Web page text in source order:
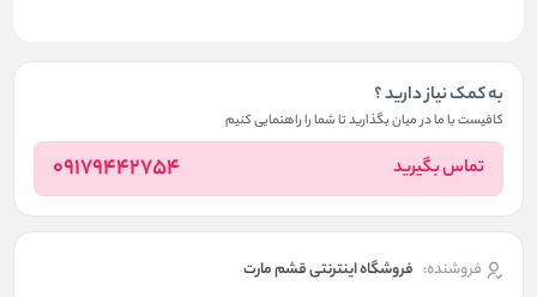
به کمک نیاز دارید ؟
کافیست با ما در میان بگذارید تا شما را راهنمایی کنیم
تماس بگیرید 09179442754
فروشنده: فروشگاه اینترنتی قشم مارت